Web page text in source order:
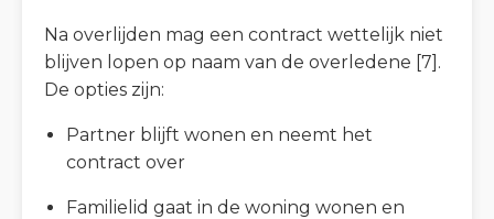
Na overlijden mag een contract wettelijk niet
blijven lopen op naam van de overledene [7].
De opties zijn:
Partner blijft wonen en neemt het
contract over
Familielid gaat in de woning wonen en